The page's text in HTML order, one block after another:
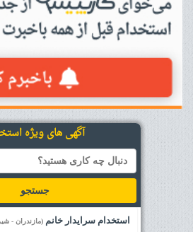
آگهی های ویژه
جستجو
استخدام سرایدار خانم (مازندران -